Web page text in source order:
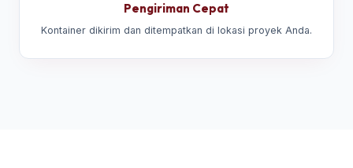
Pengiriman Cepat
Kontainer dikirim dan ditempatkan di lokasi proyek Anda.